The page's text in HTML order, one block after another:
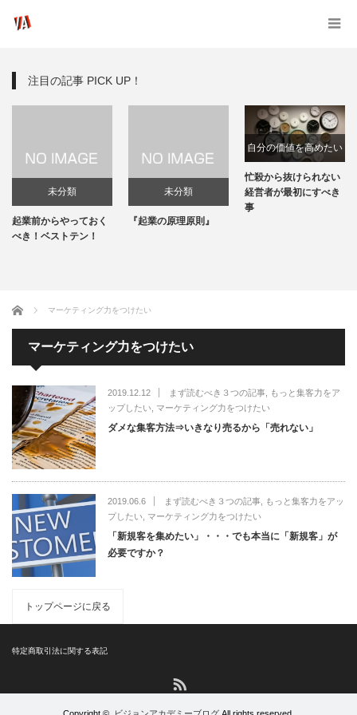
注目の記事 PICK UP！
未分類
起業前からやっておく
べき！ベストテン！
未分類
『起業の原理原則』
自分の価値を高めたい
忙殺から抜けられない
経営者が最初にすべき
事
ホーム マーケティング力をつけたい
マーケティング力をつけたい
2019.12.12 まず読むべき３つの記事,
もっと集客力をア
ップしたい, マーケティング力をつけたい
ダメな集客方法⇒いきなり売るから「売れない」
2019.06.6 まず読むべき３つの記事,
もっと集客力をアッ
プしたい, マーケティング力をつけたい
「新規客を集めたい」・・・でも本当に「新規客」が
必要ですか？
トップページに戻る
特定商取引法に関する表記